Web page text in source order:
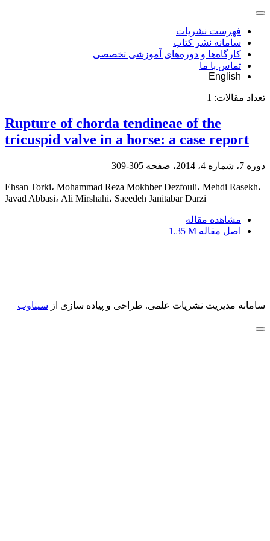
فهرست نشریات
سامانه نشر کتاب
کارگاه‌ها و دوره‌های آموزشی تخصصی
تماس با ما
English
تعداد مقالات: 1
Rupture of chorda tendineae of the
tricuspid valve in a horse: a case report
دوره 7، شماره 4، 2014، صفحه 305-309
Ehsan Torki، Mohammad Reza Mokhber Dezfouli، Mehdi Rasekh،
Javad Abbasi، Ali Mirshahi، Saeedeh Janitabar Darzi
مشاهده مقاله
اصل مقاله 1.35 M
سامانه مدیریت نشریات علمی. طراحی و پیاده سازی از سیناوب